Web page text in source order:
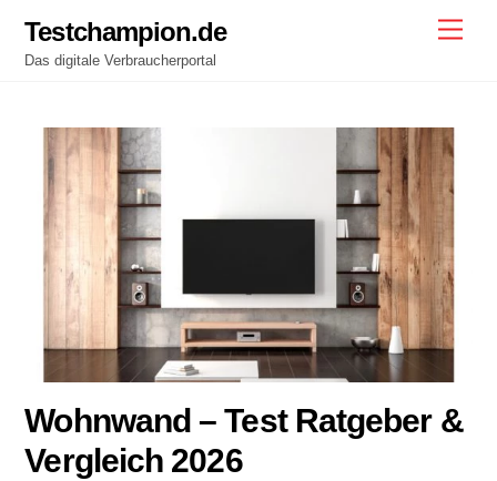
content
Testchampion.de
Das digitale Verbraucherportal
Wohnwand – Test Ratgeber &
Vergleich 2026